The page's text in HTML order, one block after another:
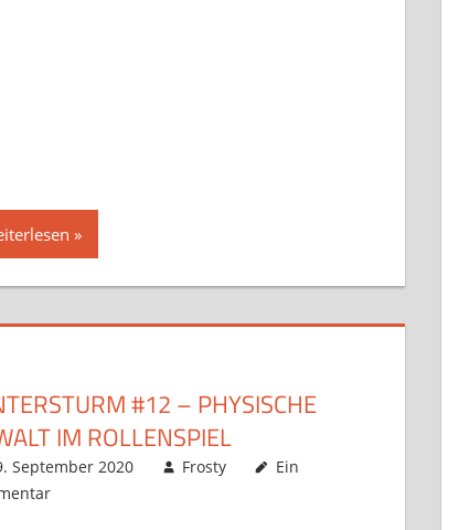
#12 – PHYSISCHE
IM ROLLENSPIEL
September 2020 Frosty
Ein